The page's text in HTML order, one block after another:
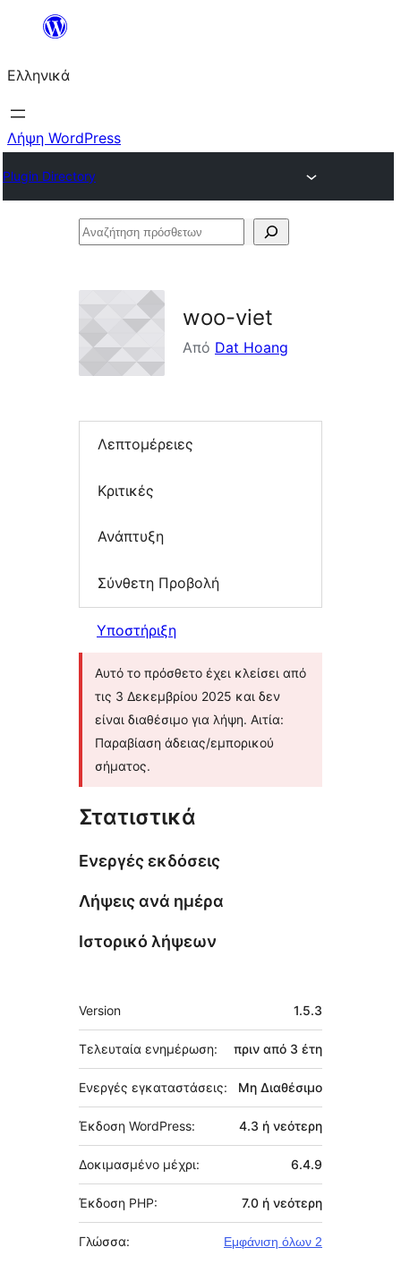
Μετάβαση
περιεχόμενο
Ελληνικά
Λήψη WordPress
Plugin Directory
Αναζήτηση
woo-viet
Από Dat Hoang
Λεπτομέρειες
Κριτικές
Ανάπτυξη
Σύνθετη Προβολή
Υποστήριξη
Αυτό το πρόσθετο έχει κλείσει από
τις 3 Δεκεμβρίου 2025 και δεν
είναι διαθέσιμο για λήψη. Αιτία:
Παραβίαση άδειας/εμπορικού
σήματος.
Στατιστικά
Ενεργές εκδόσεις
Λήψεις ανά ημέρα
Ιστορικό λήψεων
Μεταστοιχεία
Version 1.5.3
Τελευταία ενημέρωση: πριν από 3 έτη
Ενεργές εγκαταστάσεις: Μη Διαθέσιμο
Έκδοση WordPress: 4.3 ή νεότερη
Δοκιμασμένο μέχρι: 6.4.9
Έκδοση PHP: 7.0 ή νεότερη
Γλώσσα: Εμφάνιση όλων 2